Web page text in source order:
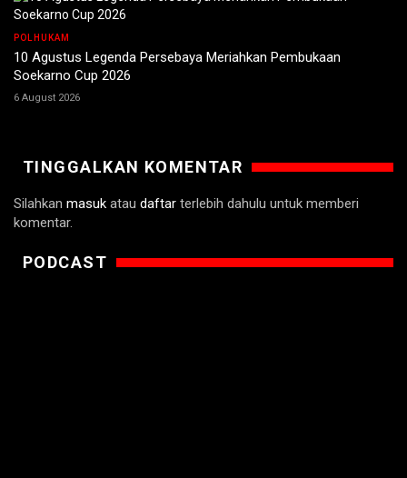
POLHUKAM
10 Agustus Legenda Persebaya Meriahkan Pembukaan
Soekarno Cup 2026
6 August 2026
TINGGALKAN KOMENTAR
Silahkan masuk atau daftar terlebih dahulu untuk memberi
komentar.
PODCAST